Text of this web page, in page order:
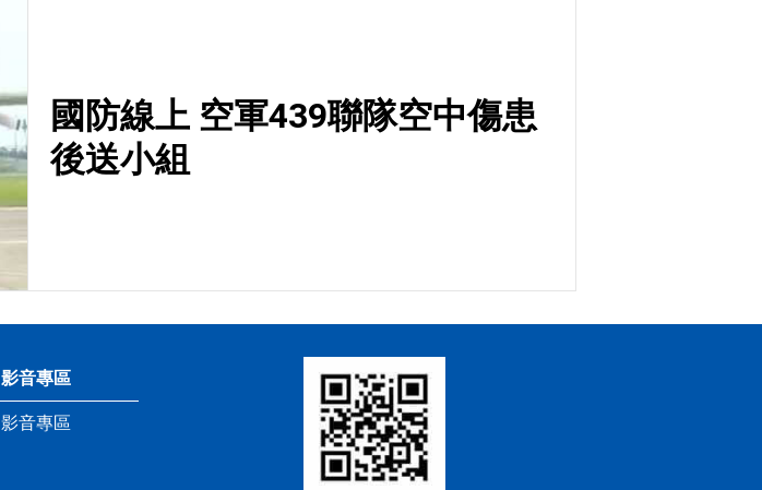
國防線上 空軍439聯隊空中傷患
後送小組
影音專區
影音專區